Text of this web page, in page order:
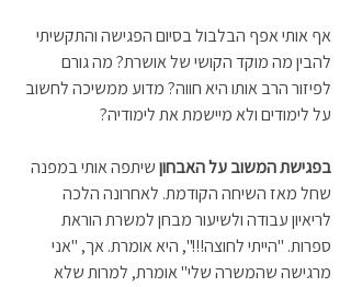
אף אותי אפף הבלבול בסיום הפגישה והתקשיתי
להבין מה מוקד הקושי של אושרת? מה גורם
לפיזור הרב אותו היא חווה? מדוע ממשיכה לחשוב
על לימודים ולא מיישמת את לימודיה?
בפגישת המשוב על האבחון שיתפה אותי במפנה
שחל מאז השיחה הקודמת. לאחרונה הלכה
לריאיון עבודה ולשיעור מבחן למשרת הוראת
ספרות. "הייתי לחוצה!!!", היא אומרת. אך, "אני
מרגישה שהמשרה שלי" אומרת, למרות שלא